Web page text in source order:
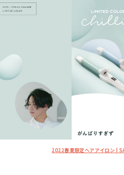
2022春夏限定ヘアアイロン |